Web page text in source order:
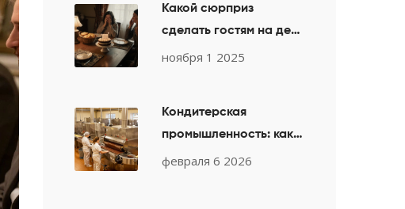
Какой сюрприз
сделать гостям на день
рождения: простые и
ноября 1 2025
Кондитерская
промышленность: как
выбрать ингредиенты
февраля 6 2026